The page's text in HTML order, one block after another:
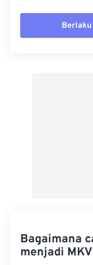
Berlaku
Bagaimana
menjadi